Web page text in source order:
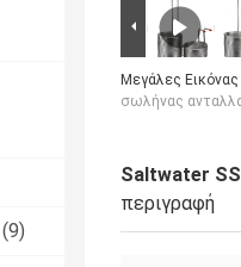
(9)
Μεγάλες Εικόνας
σωλήνας
Saltwater
περιγραφή